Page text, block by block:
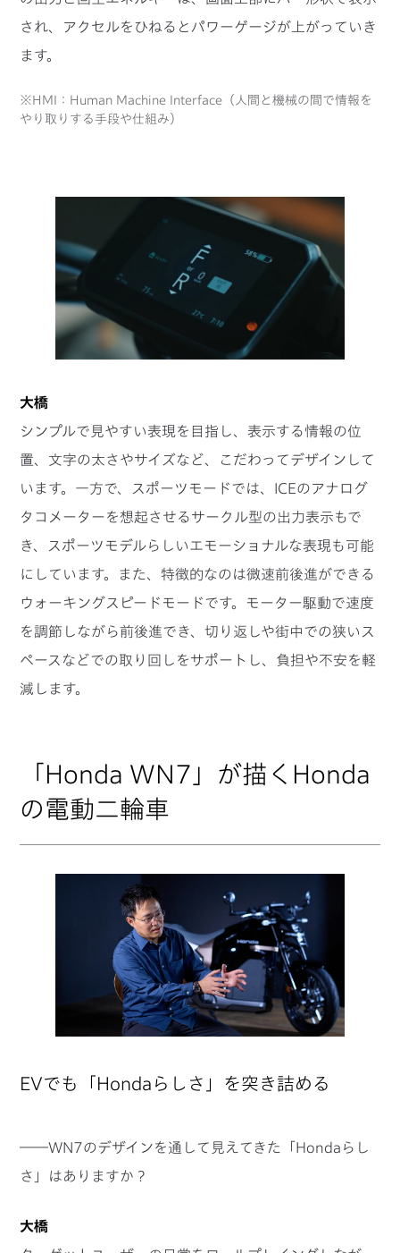
され、アクセルをひねるとパワーゲージが上がっていき
ます。
※HMI：Human Machine Interface（人間と機械の間で情報を
やり取りする手段や仕組み）
大橋
シンプルで見やすい表現を目指し、表示する情報の位
置、文字の太さやサイズなど、こだわってデザインして
います。一方で、スポーツモードでは、ICEのアナログ
タコメーターを想起させるサークル型の出力表示もで
き、スポーツモデルらしいエモーショナルな表現も可能
にしています。また、特徴的なのは微速前後進ができる
ウォーキングスピードモードです。モーター駆動で速度
を調節しながら前後進でき、切り返しや街中での狭いス
ペースなどでの取り回しをサポートし、負担や不安を軽
減します。
「Honda WN7」が描くHonda
の電動二輪車
EVでも「Hondaらしさ」を突き詰める
――WN7のデザインを通して見えてきた「Hondaらし
さ」はありますか？
大橋